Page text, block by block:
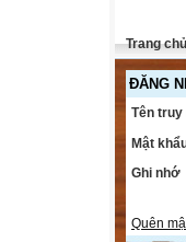
Trang chủ
ĐĂNG
Tên truy
Mật
Ghi nhớ
Quên